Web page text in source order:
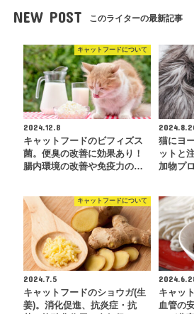
NEW POST このライターの最新記事
キャットフードについて
2024.12.8
キャットフードのビフィズス
菌。便臭の改善に効果あり！
腸内環境の改善や免疫力の…
猫にヨ
ットと
加物プ
キャットフードについて
2024.7.5
キャットフードのショウガ(生
姜)。消化促進、抗炎症・抗
キャッ
血管の